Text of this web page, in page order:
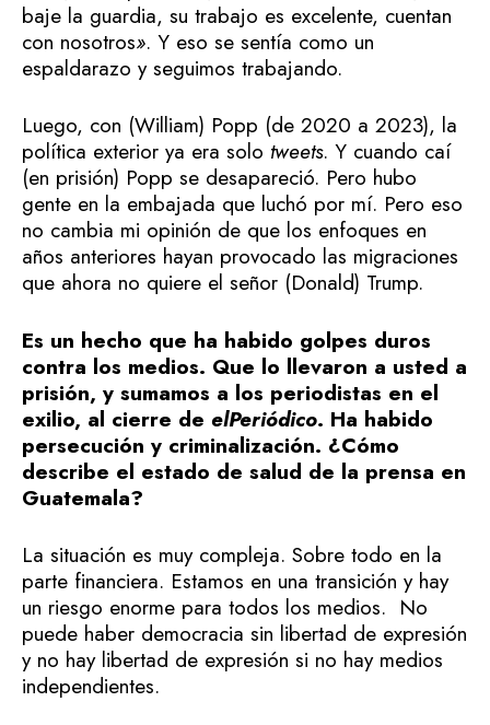
baje la guardia, su trabajo es excelente, cuentan
con nosotros». Y eso se sentía como un
espaldarazo y seguimos trabajando.
Luego, con (William) Popp (de 2020 a 2023), la
política exterior ya era solo tweets. Y cuando caí
(en prisión) Popp se desapareció. Pero hubo
gente en la embajada que luchó por mí. Pero eso
no cambia mi opinión de que los enfoques en
años anteriores hayan provocado las migraciones
que ahora no quiere el señor (Donald) Trump.
Es un hecho que ha habido golpes duros
contra los medios. Que lo llevaron a usted a
prisión, y sumamos a los periodistas en el
exilio, al cierre de elPeriódico. Ha habido
persecución y criminalización. ¿Cómo
describe el estado de salud de la prensa en
Guatemala?
La situación es muy compleja. Sobre todo en la
parte financiera. Estamos en una transición y hay
un riesgo enorme para todos los medios. No
puede haber democracia sin libertad de expresión
y no hay libertad de expresión si no hay medios
independientes.